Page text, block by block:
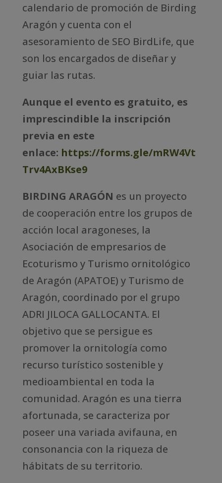
calendario de promoción de Birding
Aragón y cuenta con el
asesoramiento de SEO BirdLife, que
son los encargados de diseñar y
guiar las rutas.
Aunque el evento es gratuito, es
imprescindible la inscripción
previa en este
enlace: https://forms.gle/mRW4Vt
Trv4AxBKse9
BIRDING ARAGÓN es un proyecto
de cooperación entre los grupos de
acción local aragoneses, la
Asociación de empresarios de
Ecoturismo y Turismo ornitológico
de Aragón (APATOE) y Turismo de
Aragón, coordinado por el grupo
ADRI JILOCA GALLOCANTA. El
objetivo que se persigue es
promover la ornitología como
recurso turístico sostenible y
medioambiental en toda la
comunidad. Aragón es una tierra
afortunada, se caracteriza por
poseer una variada avifauna, en
consonancia con la riqueza de
hábitats de su territorio.